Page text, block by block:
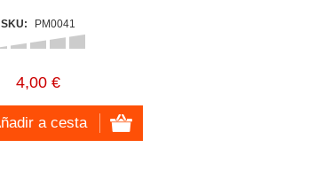
SKU: PM0041
4,00 €